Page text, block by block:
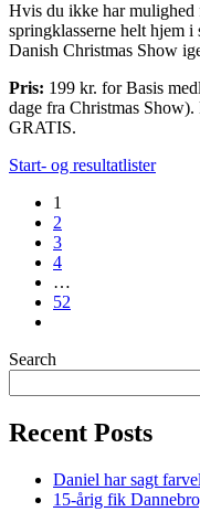
Hvis du ikke har
springklasserne helt hjem i
Danish Christmas Show
Pris: 199 kr. for Basis
dage fra Christmas Show).
GRATIS.
Start- og resultatlister
1
2
3
4
…
52
Search
Recent Posts
Daniel har sagt
15-årig fik